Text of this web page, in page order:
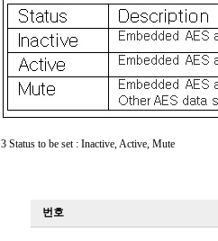
3 Status to be set : Inactive, Active, Mute
번호